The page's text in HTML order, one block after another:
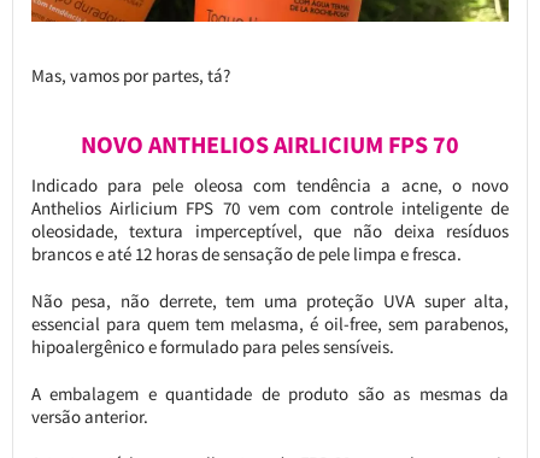
Mas, vamos por partes, tá?
NOVO ANTHELIOS AIRLICIUM FPS 70
Indicado para pele oleosa com tendência a acne, o novo
Anthelios Airlicium FPS 70 vem com controle inteligente de
oleosidade, textura imperceptível, que não deixa resíduos
brancos e até 12 horas de sensação de pele limpa e fresca.
Não pesa, não derrete, tem uma proteção UVA super alta,
essencial para quem tem melasma, é oil-free, sem parabenos,
hipoalergênico e formulado para peles sensíveis.
A embalagem e quantidade de produto são as mesmas da
versão anterior.